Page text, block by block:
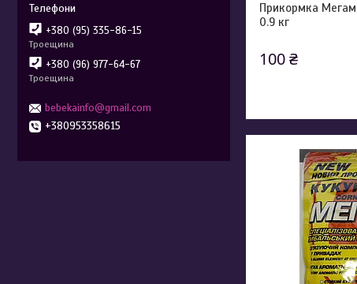
Прикормка
0.9 кг
100 ₴
+380 (95) 335-86-15
Троещина
+380 (96) 977-64-67
Троещина
bebekainfo@gmail.com
+380953358615